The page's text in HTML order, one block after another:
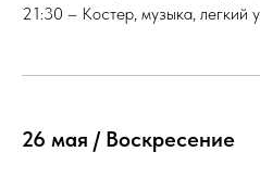
21:30 – Костер, музыка, легкий
26 мая / Воскресение